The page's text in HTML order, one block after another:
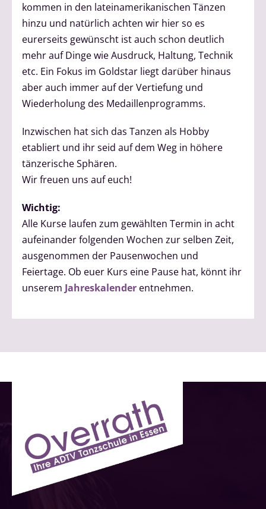
kommen in den lateinamerikanischen Tänzen
hinzu und natürlich achten wir hier so es
eurerseits gewünscht ist auch schon deutlich
mehr auf Dinge wie Ausdruck, Haltung, Technik
etc. Ein Fokus im Goldstar liegt darüber hinaus
aber auch immer auf der Vertiefung und
Wiederholung des Medaillenprogramms.
Inzwischen hat sich das Tanzen als Hobby
etabliert und ihr seid auf dem Weg in höhere
tänzerische Sphären.
Wir freuen uns auf euch!
Wichtig:
Alle Kurse laufen zum gewählten Termin in acht
aufeinander folgenden Wochen zur selben Zeit,
ausgenommen der Pausenwochen und
Feiertage. Ob euer Kurs eine Pause hat, könnt ihr
unserem Jahreskalender entnehmen.